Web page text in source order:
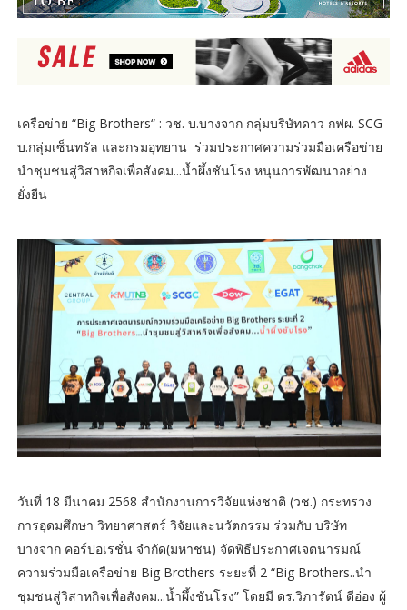
เครือข่าย “Big Brothers“ : วช. บ.บางจาก กลุ่มบริษัทดาว กฟผ. SCG
บ.กลุ่มเซ็นทรัล และกรมอุทยาน ร่วมประกาศความร่วมมือเครือข่าย
นำชุมชนสู่วิสาหกิจเพื่อสังคม...น้ำผึ้งชันโรง หนุนการพัฒนาอย่าง
ยั่งยืน
วันที่ 18 มีนาคม 2568 สำนักงานการวิจัยแห่งชาติ (วช.) กระทรวง
การอุดมศึกษา วิทยาศาสตร์ วิจัยและนวัตกรรม ร่วมกับ บริษัท
บางจาก คอร์ปอเรชั่น จำกัด(มหาชน) จัดพิธีประกาศเจตนารมณ์
ความร่วมมือเครือข่าย Big Brothers ระยะที่ 2 “Big Brothers..นำ
ชุมชนสู่วิสาหกิจเพื่อสังคม...น้ำผึ้งชันโรง” โดยมี ดร.วิภารัตน์ ดีอ่อง ผู้